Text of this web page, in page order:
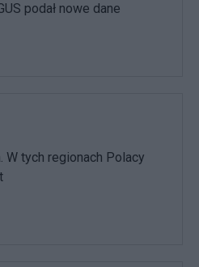
podał nowe dane
W tych regionach Polacy